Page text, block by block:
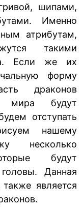
шипами,
Именно
атрибутам,
такими
Если же их
форму
драконов
мира будут
отступать
нашему
несколько
будут
Данная
является